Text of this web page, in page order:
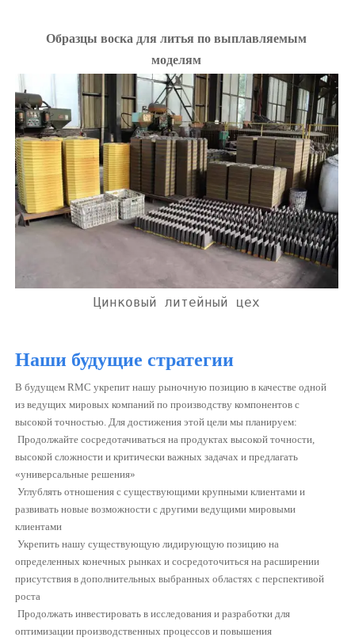
Образцы воска для литья по выплавляемым
моделям
Цинковый литейный цех
Наши будущие стратегии
В будущем RMC укрепит нашу рыночную позицию в качестве одной
из ведущих мировых компаний по производству компонентов с
высокой точностью. Для достижения этой цели мы планируем:
Продолжайте сосредотачиваться на продуктах высокой точности,
высокой сложности и критически важных задачах и предлагать
«универсальные решения»
Углублять отношения с существующими крупными клиентами и
развивать новые возможности с другими ведущими мировыми
клиентами
Укрепить нашу существующую лидирующую позицию на
определенных конечных рынках и сосредоточиться на расширении
присутствия в дополнительных выбранных областях с перспективой
роста
Продолжать инвестировать в исследования и разработки для
оптимизации производственных процессов и повышения